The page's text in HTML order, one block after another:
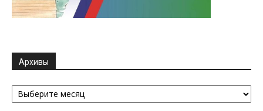
Архивы
Архивы